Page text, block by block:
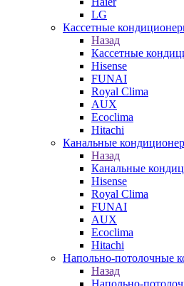
LG
Кассетные
Назад
Кассетные
Hisense
FUNAI
Royal Clima
AUX
Ecoclima
Hitachi
Канальные
Назад
Канальные
Hisense
Royal Clima
FUNAI
AUX
Ecoclima
Hitachi
Напольно-потолочные
Назад
Напольно-